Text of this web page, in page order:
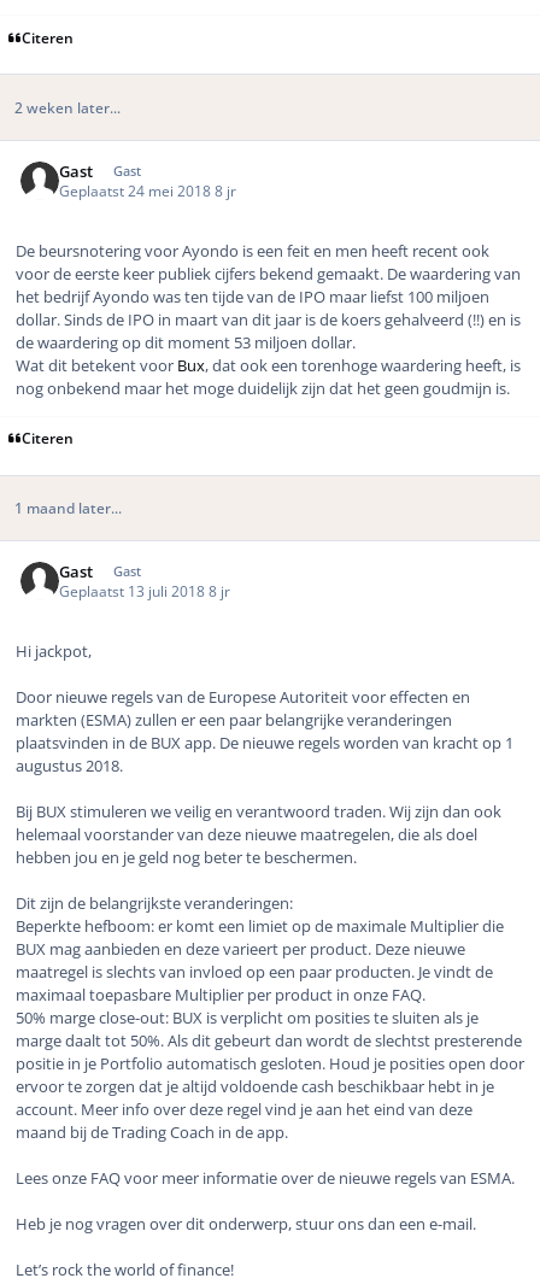
Citeren
2 weken later...
Gast Gast
Geplaatst 24 mei 20188 jr
De beursnotering voor Ayondo is een feit en men heeft recent ook
voor de eerste keer publiek cijfers bekend gemaakt. De waardering van
het bedrijf Ayondo was ten tijde van de IPO maar liefst 100 miljoen
dollar. Sinds de IPO in maart van dit jaar is de koers gehalveerd (!!) en is
de waardering op dit moment 53 miljoen dollar.
Wat dit betekent voor Bux, dat ook een torenhoge waardering heeft, is
nog onbekend maar het moge duidelijk zijn dat het geen goudmijn is.
Citeren
1 maand later...
Gast Gast
Geplaatst 13 juli 20188 jr
Hi jackpot,
Door nieuwe regels van de Europese Autoriteit voor effecten en
markten (ESMA) zullen er een paar belangrijke veranderingen
plaatsvinden in de BUX app. De nieuwe regels worden van kracht op 1
augustus 2018.
Bij BUX stimuleren we veilig en verantwoord traden. Wij zijn dan ook
helemaal voorstander van deze nieuwe maatregelen, die als doel
hebben jou en je geld nog beter te beschermen.
Dit zijn de belangrijkste veranderingen:
Beperkte hefboom: er komt een limiet op de maximale Multiplier die
BUX mag aanbieden en deze varieert per product. Deze nieuwe
maatregel is slechts van invloed op een paar producten. Je vindt de
maximaal toepasbare Multiplier per product in onze FAQ.
50% marge close-out: BUX is verplicht om posities te sluiten als je
marge daalt tot 50%. Als dit gebeurt dan wordt de slechtst presterende
positie in je Portfolio automatisch gesloten. Houd je posities open door
ervoor te zorgen dat je altijd voldoende cash beschikbaar hebt in je
account. Meer info over deze regel vind je aan het eind van deze
maand bij de Trading Coach in de app.
Lees onze FAQ voor meer informatie over de nieuwe regels van ESMA.
Heb je nog vragen over dit onderwerp, stuur ons dan een e-mail.
Let’s rock the world of finance!